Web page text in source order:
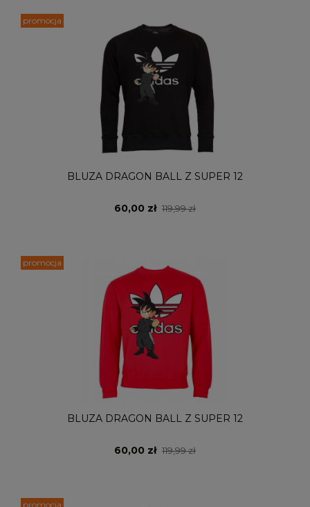
BLUZA DRAGON BALL Z SUPER 12
60,00 zł 119,99 zł
promocja
BLUZA DRAGON BALL Z SUPER 12
60,00 zł 119,99 zł
promocja
promocja